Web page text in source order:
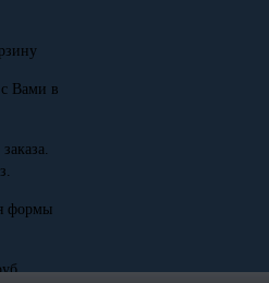
Вами в
формы